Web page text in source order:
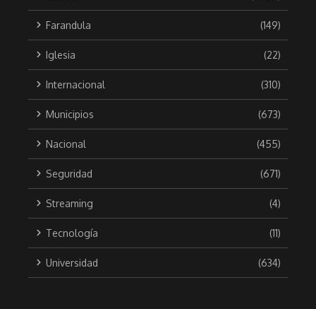
Farandula (149)
Iglesia (22)
Internacional (310)
Municipios (673)
Nacional (455)
Seguridad (671)
Streaming (4)
Tecnología (11)
Universidad (634)